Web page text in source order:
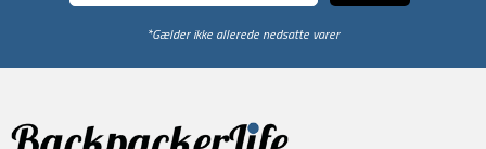
*Gælder ikke allerede nedsatte varer